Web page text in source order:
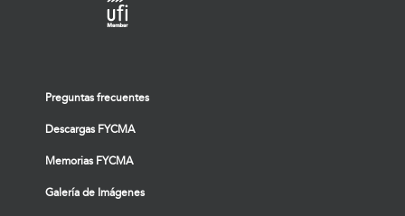
Preguntas frecuentes
Descargas FYCMA
Memorias FYCMA
Galería de Imágenes